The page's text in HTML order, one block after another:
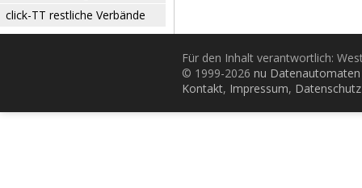
click-TT restliche Verbände
Für den Inhalt verantwortlich:
© 1999-2026 nu
Kontakt, Impressum, Datenschutz